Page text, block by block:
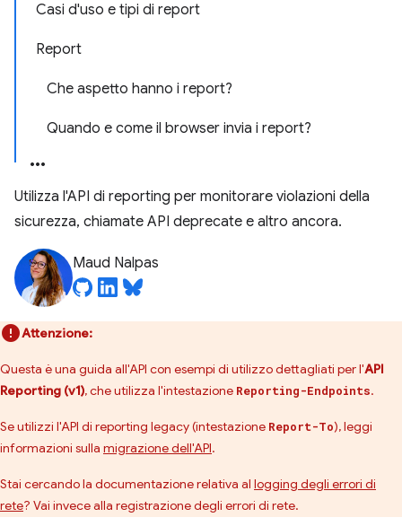
Casi d'uso e tipi di report
Report
Che aspetto hanno i report?
Quando e come il browser invia i report?
Utilizza l'API di reporting per monitorare violazioni della
sicurezza, chiamate API deprecate e altro ancora.
Maud Nalpas
Attenzione:
Questa è una guida all'API con esempi di utilizzo dettagliati per l'API
Reporting (v1), che utilizza l'intestazione Reporting-Endpoints.
Se utilizzi l'API di reporting legacy (intestazione Report-To), leggi
informazioni sulla migrazione dell'API.
Stai cercando la documentazione relativa al logging degli errori di
rete? Vai invece alla registrazione degli errori di rete.